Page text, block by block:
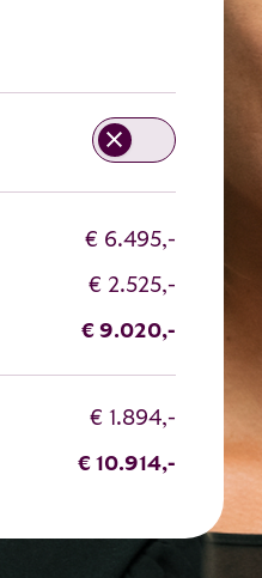
€ 6.495,-
€ 2.525,-
€ 9.020,-
€ 1.894,-
€ 10.914,-